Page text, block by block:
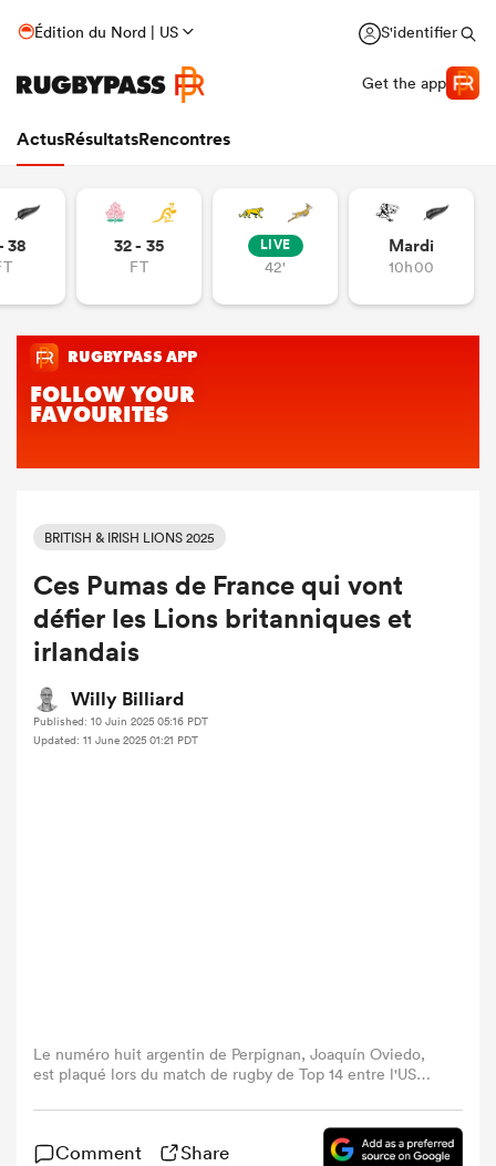
Édition du Nord | US S'identifier
Get the app
ActusRésultatsRencontres
38 32 - 35
FT
LIVE
42'
Mardi
10h00
BRITISH & IRISH LIONS 2025
Ces Pumas de France qui vont
défier les Lions britanniques et
irlandais
Willy Billiard
Published: 10 Juin 2025 05:16 PDT
Updated: 11 June 2025 01:21 PDT
Le numéro huit argentin de Perpignan, Joaquín Oviedo,
est plaqué lors du match de rugby de Top 14 entre l'USA
Giral de Perpignan, dans le sud-ouest de la France, le 11
mai 2024. (Photo par Matthieu RONDEL / AFP) (Photo par
MATTHIEU RONDEL/AFP via Getty Images)
Comment Share